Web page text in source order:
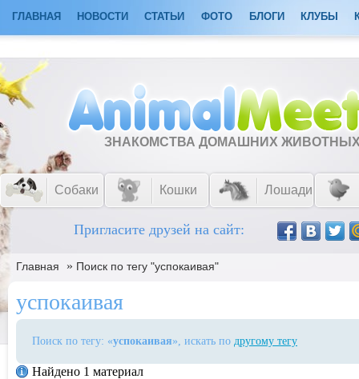
ГЛАВНАЯ НОВОСТИ СТАТЬИ ФОТО БЛОГИ КЛУБЫ
ЗНАКОМСТВА ДОМАШНИХ
Собаки Кошки Лошади
Пригласите друзей на сайт:
Главная » Поиск по тегу "успокаивая"
успокаивая
Поиск по тегу: «успокаивая», искать по другому тегу
Найдено 1 материал